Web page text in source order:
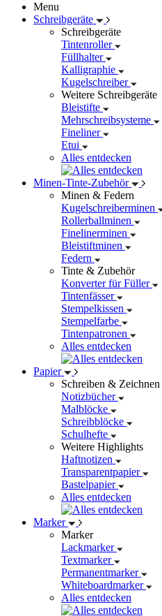
Menu
Schreibgeräte
Schreibgeräte
Tintenroller
Füllhalter
Kalligraphie
Kugelschreiber
Weitere Schreibgeräte
Bleistifte
Mehrschreibsysteme
Fineliner
Etui
Alles entdecken
Minen-Tinte-Zubehör
Minen & Federn
Kugelschreiberminen
Rollerballminen
Finelinerminen
Bleistiftminen
Federn
Tinte & Zubehör
Konverter für Füller
Tintenfässer
Stempelkissen
Stempelfarbe
Tintenpatronen
Alles entdecken
Papier
Schreiben & Zeichnen
Notizbücher
Malblöcke
Schreibblöcke
Schulhefte
Weitere Highlights
Haftnotizen
Transparentpapier
Bastelpapier
Alles entdecken
Marker
Marker
Lackmarker
Textmarker
Permanentmarker
Whiteboardmarker
Alles entdecken